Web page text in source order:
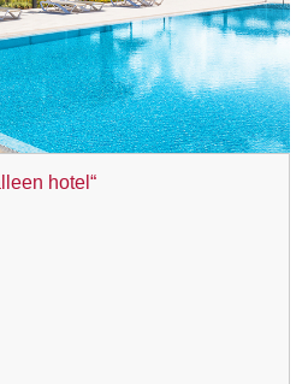
hotel“